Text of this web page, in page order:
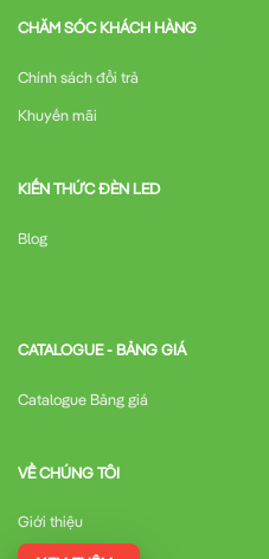
CHĂM SÓC KHÁCH HÀNG
Chính sách đổi trả
Khuyến mãi
KIẾN THỨC ĐÈN LED
Blog
CATALOGUE - BẢNG GIÁ
Catalogue Bảng giá
VỀ CHÚNG TÔI
Giới thiệu